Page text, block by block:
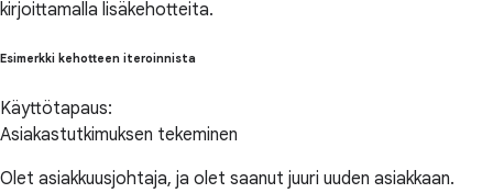
kirjoittamalla lisäkehotteita.
Esimerkki kehotteen iteroinnista
Käyttötapaus:
Asiakastutkimuksen tekeminen
Olet asiakkuusjohtaja, ja olet saanut juuri uuden asiakkaan.